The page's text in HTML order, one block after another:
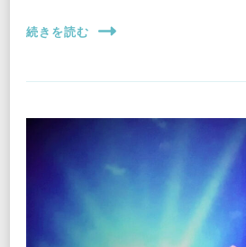
続きを読む